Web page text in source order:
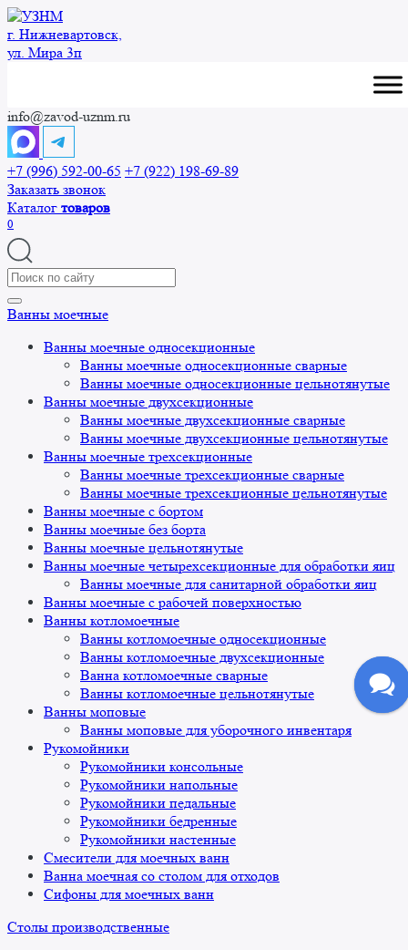
Перейти
к
содержанию
г. Нижневартовск,
ул. Мира 3п
info@zavod-uznm.ru
+7 (996) 592-00-65 +7 (922) 198-69-89
Заказать звонок
Каталог товаров
0
Search
for:
Ванны моечные
Ванны моечные односекционные
Ванны моечные односекционные сварные
Ванны моечные односекционные цельнотянутые
Ванны моечные двухсекционные
Ванны моечные двухсекционные сварные
Ванны моечные двухсекционные цельнотянутые
Ванны моечные трехсекционные
Ванны моечные трехсекционные сварные
Ванны моечные трехсекционные цельнотянутые
Ванны моечные с бортом
Ванны моечные без борта
Ванны моечные цельнотянутые
Ванны моечные четырехсекционные для обработки яиц
Ванны моечные для санитарной обработки яиц
Ванны моечные с рабочей поверхностью
Ванны котломоечные
Ванны котломоечные односекционные
Ванны котломоечные двухсекционные
Ванна котломоечные сварные
Ванны котломоечные цельнотянутые
Ванны моповые
Ванны моповые для уборочного инвентаря
Рукомойники
Рукомойники консольные
Рукомойники напольные
Рукомойники педальные
Рукомойники бедренные
Рукомойники настенные
Смесители для моечных ванн
Ванна моечная со столом для отходов
Сифоны для моечных ванн
Столы производственные